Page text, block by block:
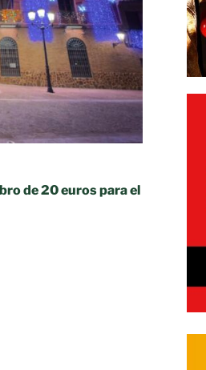
de 20 euros para el